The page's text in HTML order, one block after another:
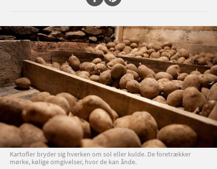
Kartofler bryder sig hverken om sol eller kulde. De foretrækker
mørke, kølige omgivelser, hvor de kan ånde.